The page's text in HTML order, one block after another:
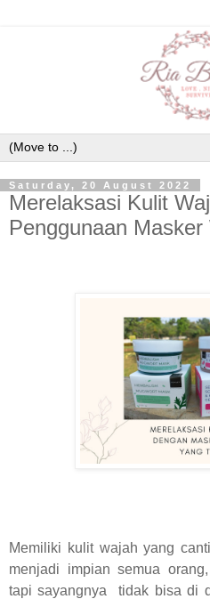
Saturday, 20 August 2022
Merelaksasi Kulit
Penggunaan
Memiliki kulit wajah yang
menjadi impian semua
tapi sayangnya tidak bisa di